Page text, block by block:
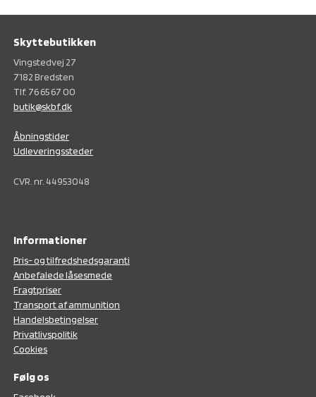
Skyttebutikken
Vingstedvej 27
7182 Bredsten
Tlf. 76 65 67 00
butik@skbf.dk
Åbningstider
Udleveringssteder
CVR. nr. 44953048
Informationer
Pris- og tilfredshedsgaranti
Anbefalede låsesmede
Fragtpriser
Transport af ammunition
Handelsbetingelser
Privatlivspolitik
Cookies
Følg os